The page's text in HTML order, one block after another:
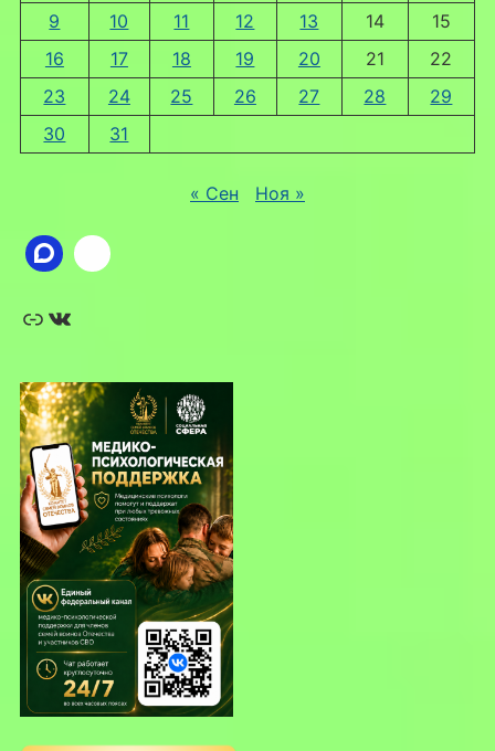
9
10 11 12 13 14
15
16
17 18 19 20 21
22
23
24 25 26 27 28
29
30
31
« Сен Ноя »
Ссылка